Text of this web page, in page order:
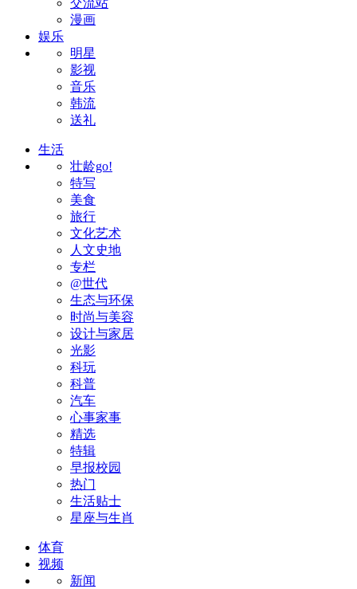
交流站
漫画
娱乐
明星
影视
音乐
韩流
送礼
生活
壮龄go!
特写
美食
旅行
文化艺术
人文史地
专栏
@世代
生态与环保
时尚与美容
设计与家居
光影
科玩
科普
汽车
心事家事
精选
特辑
早报校园
热门
生活贴士
星座与生肖
体育
视频
新闻